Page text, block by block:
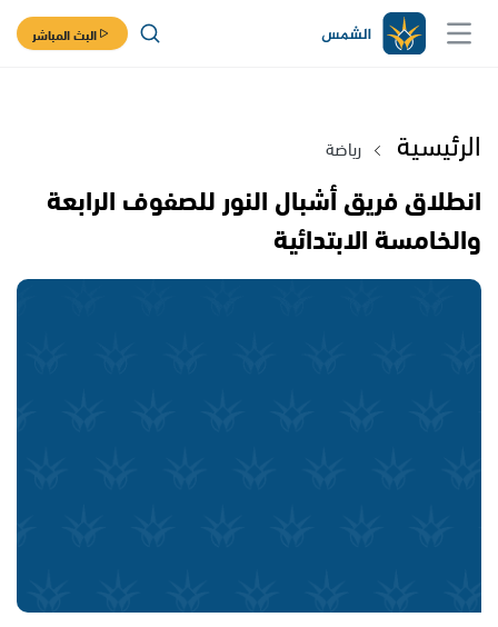
البث المباشر
الرئيسية رياضة
انطلاق فريق أشبال النور للصفوف الرابعة
والخامسة الابتدائية